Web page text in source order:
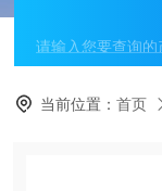
当前位置：首页